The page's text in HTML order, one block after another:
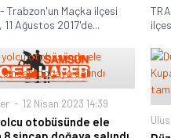
Trabzon'un Maçka ilçesi
11 Ağustos 2017'de...
12 Nisan 2023 14:39
otobüsünde ele